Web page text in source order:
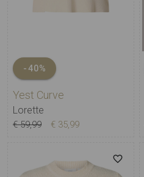
-40%
Yest Curve
Lorette
€ 59,99 € 35,99